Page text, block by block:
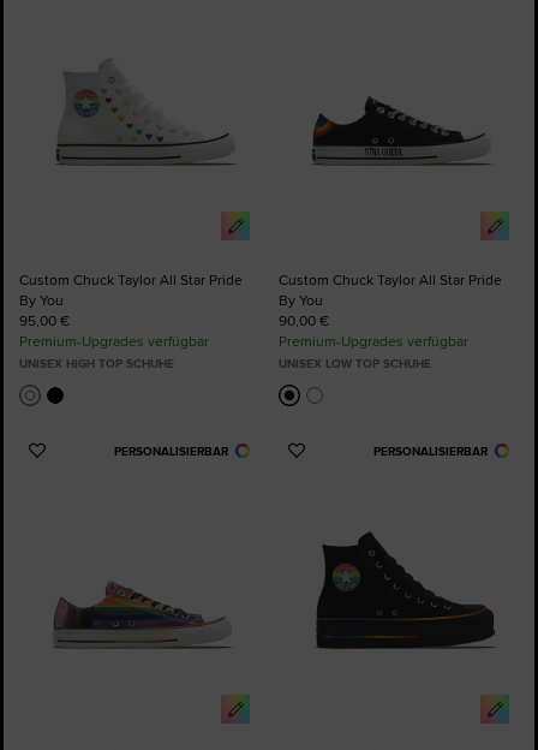
Custom Chuck Taylor All Star Pride
By You
95,00 €
Premium-Upgrades verfügbar
UNISEX HIGH TOP SCHUHE
Custom Chuck Taylor All Star Pride
By You
90,00 €
Premium-Upgrades verfügbar
UNISEX LOW TOP SCHUHE
PERSONALISIERBAR
Zu
PERSONALISIERBAR
Zu